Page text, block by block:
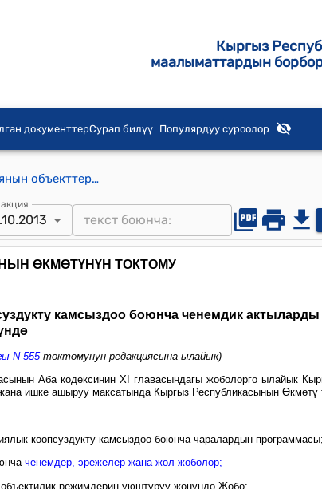
Кыргыз
маалыматтардын
документтерСурап билүү Популярдуу суроолор
КР Өкмөтүнүн 1999-жылдын 17-февралы N 87 "Жарандык авиациянын объекттеринде авиациялык коопсуздукту камсыздоо боюнча ченемдик актыларды бекитүү жөнүндө" Токтому